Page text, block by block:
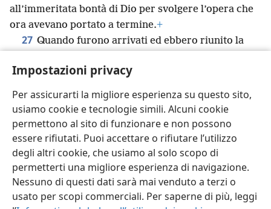
Impostazioni privacy
Per assicurarti la migliore esperienza su questo sito,
usiamo cookie e tecnologie simili. Alcuni cookie
permettono al sito di funzionare e non possono
essere rifiutati. Puoi accettare o rifiutare l’utilizzo
degli altri cookie, che usiamo al solo scopo di
permetterti una migliore esperienza di navigazione.
Nessuno di questi dati sarà mai venduto a terzi o
usato per scopi commerciali. Per saperne di più, leggi
all’immeritata bontà di Dio per svolgere l’opera che
ora avevano portato a termine.+
27 Quando furono arrivati ed ebbero riunito la
fatto per mezzo loro e come aveva aperto alle
nazioni la porta della fede.
parecchio tempo con i discepoli.
Italiano Condividi Impostazioni
Copyright© 2026 Watch Tower Bible and Tract Society of Pennsylvania
Condizioni d’uso Informativa sulla privacy
Impostazioni privacy
JW.ORG
Accedi